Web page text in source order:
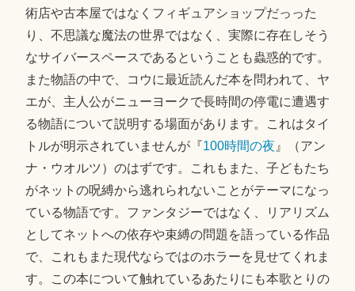
術店や古本屋ではなくフィギュアショップだっった
り、不思議な魔法の世界ではなく、実際に存在しそう
なサイバースペースであるということも蟲惑的です。
また物語の中で、コウに最近読んだ本を問われて、ヤ
エが、主人公がニューヨークで長時間の停電に遭遇す
る物語について説明する場面があります。これはタイ
トルが明示されていませんが『100時間の夜 』（アン
ナ・ウオルツ）のはずです。これもまた、子どもたち
がネットの呪縛から逃れられないことがテーマになっ
ている物語です。ファンタジーではなく、リアリズム
としてネットへの依存や束縛の問題を語っている作品
で、これもまた現代ならではのホラーを見せてくれま
す。この本について触れているあたりにも本歌とりの